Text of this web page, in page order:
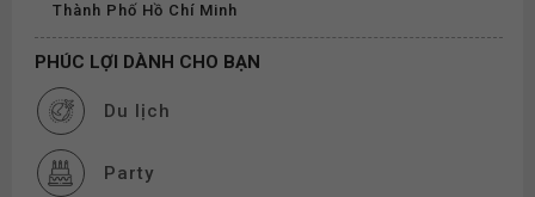
Thành Phố Hồ Chí Minh
PHÚC LỢI DÀNH CHO BẠN
Du lịch
Party